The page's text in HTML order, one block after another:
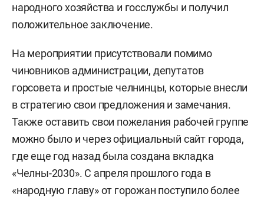
народного хозяйства и госслужбы и получил
положительное заключение.
На мероприятии присутствовали помимо
чиновников администрации, депутатов
горсовета и простые челнинцы, которые внесли
в стратегию свои предложения и замечания.
Также оставить свои пожелания рабочей группе
можно было и через официальный сайт города,
где еще год назад была создана вкладка
«Челны-2030». С апреля прошлого года в
«народную главу» от горожан поступило более